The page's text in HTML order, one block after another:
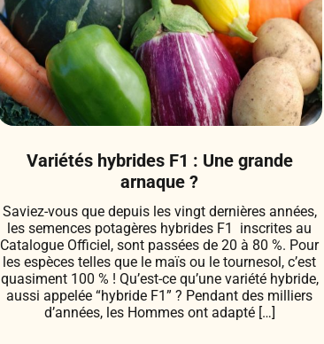
Variétés hybrides F1 : Une grande
arnaque ?
Saviez-vous que depuis les vingt dernières années,
les semences potagères hybrides F1 inscrites au
Catalogue Officiel, sont passées de 20 à 80 %. Pour
les espèces telles que le maïs ou le tournesol, c’est
quasiment 100 % ! Qu’est-ce qu’une variété hybride,
aussi appelée “hybride F1” ? Pendant des milliers
d’années, les Hommes ont adapté […]